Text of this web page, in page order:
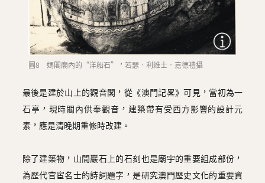
圖8 媽閣廟內的“洋船石”，若瑟‧利維士‧嘉德禮攝
最後是建於山上的觀音閣，從《澳門記畧》可見，當初為一
石亭，現時閣內供奉觀音，建築帶有受西方影響的設計元
素，應是清晚期重修時改建。
除了建築物，山間巖石上的石刻也是廟宇的重要組成部份，
為歷代官宦名士的詩詞題字，是研究澳門歷史文化的重要資